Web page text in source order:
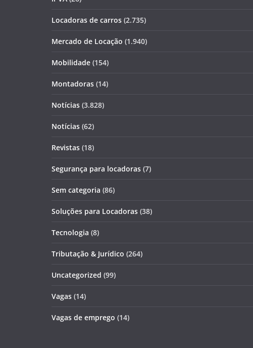
Locadoras de carros (2.735)
Mercado de Locação (1.940)
Mobilidade (154)
Montadoras (14)
Notícias (3.828)
Notícias (62)
Revistas (18)
Segurança para locadoras (7)
Sem categoria (86)
Soluções para Locadoras (38)
Tecnologia (8)
Tributação & Jurídico (264)
Uncategorized (99)
Vagas (14)
Vagas de emprego (14)